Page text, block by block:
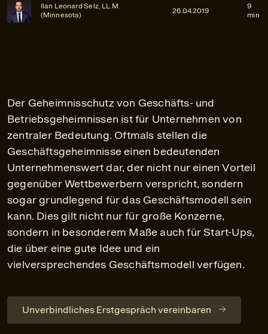
Ilan Leonard Selz, LL.M.
(Minnesota)
26.04.2019
9
min
Der Geheimnisschutz von Geschäfts- und
Betriebsgeheimnissen ist für Unternehmen von
zentraler Bedeutung. Oftmals stellen die
Geschäftsgeheimnisse einen bedeutenden
Unternehmenswert dar, der nicht nur einen Vorteil
gegenüber Wettbewerbern verspricht, sondern
sogar grundlegend für das Geschäftsmodell sein
kann. Dies gilt nicht nur für große Konzerne,
sondern in besonderem Maße auch für Start-Ups,
die über eine gute Idee und ein
vielversprechendes Geschäftsmodell verfügen.
Unverbindliches Erstgespräch vereinbaren